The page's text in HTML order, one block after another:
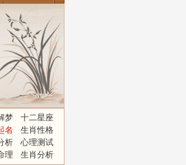
梦
十二星座
名
生肖性格
析
心理测试
理
生肖分析